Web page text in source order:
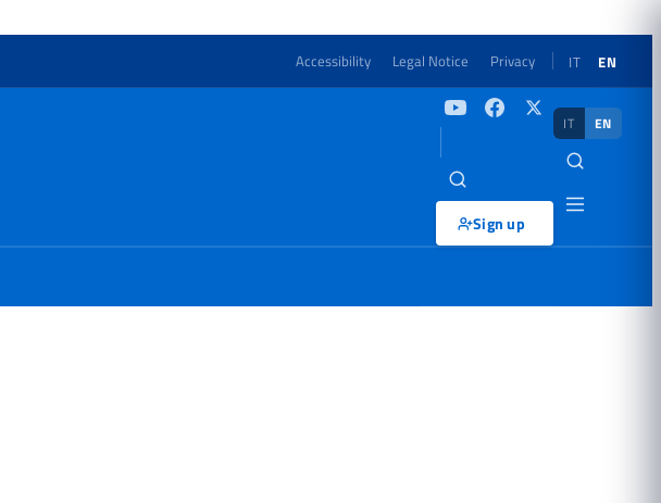
Accessibility Legal Notice Privacy IT EN
Sign up
IT EN